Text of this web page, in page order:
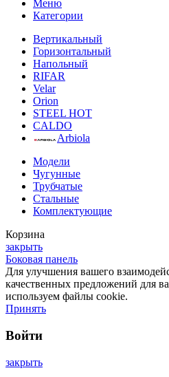
Меню
Категории
Вертикальный
Горизонтальный
Напольный
RIFAR
Velar
Orion
STEEL HOT
CALDO
Arbiola
Модели
Чугунные
Трубчатые
Стальные
Комплектующие
Корзина
закрыть
Боковая панель
Для улучшения вашего
качественных предложений для
используем файлы cookie.
Принять
Войти
закрыть